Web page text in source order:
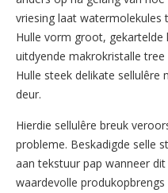
vriesing laat watermolekules
Hulle vorm groot,
uitdyende makrokristalle
Hulle steek delikate sellulêre
deur.
Hierdie sellulêre breuk
probleme. Beskadigde selle
aan tekstuur pap wanneer
waardevolle